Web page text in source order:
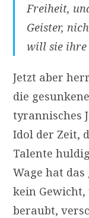
Freiheit,
Geister,
will sie ihre
Jetzt aber
die
tyrannisches
Idol der Zeit,
Talente
Wage hat
kein
beraubt,